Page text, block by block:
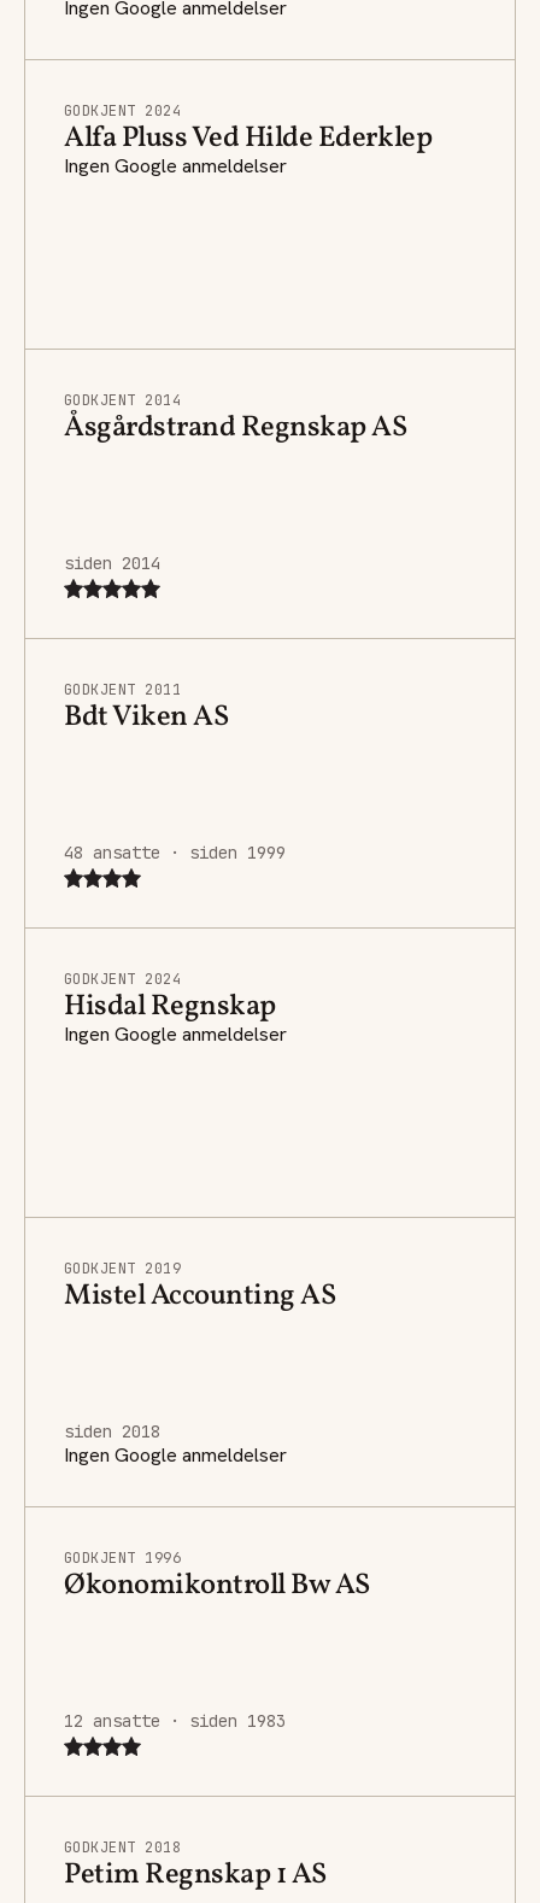
Ingen Google anmeldelser
GODKJENT 2024
Alfa Pluss Ved Hilde Ederklep
Ingen Google anmeldelser
GODKJENT 2014
Åsgårdstrand Regnskap AS
siden 2014
GODKJENT 2011
Bdt Viken AS
48 ansatte · siden 1999
GODKJENT 2024
Hisdal Regnskap
Ingen Google anmeldelser
GODKJENT 2019
Mistel Accounting AS
siden 2018
Ingen Google anmeldelser
GODKJENT 1996
Økonomikontroll Bw AS
12 ansatte · siden 1983
GODKJENT 2018
Petim Regnskap 1 AS